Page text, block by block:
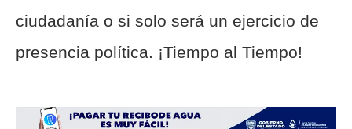
ciudadanía o si solo será un ejercicio de
presencia política. ¡Tiempo al Tiempo!